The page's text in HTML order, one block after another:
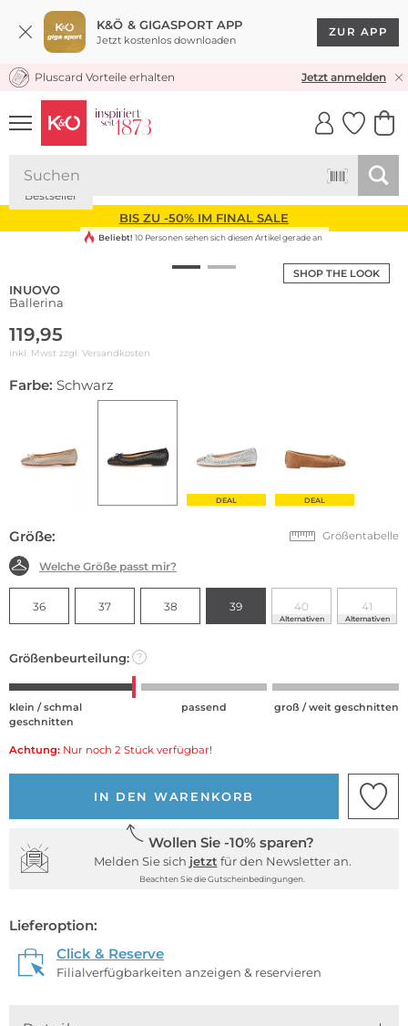
K&Ö & GIGASPORT APP
Jetzt kostenlos downloaden
ZUR APP
KOSTENLOSER VERSAND* & RÜCKVERSAND
Pluscard Vorteile erhalten Jetzt anmelden
UNSERE APP
CLICK &
BIS ZU -50% IM FINAL SALE
SHOP THE LOOK
Bestseller
Beliebt! 10 Personen sehen sich diesen Artikel gerade an
INUOVO
Ballerina
119,95
inkl. Mwst zzgl. Versandkosten
Farbe: Schwarz
DEAL DEAL
Größe: Größentabelle
Welche Größe passt mir?
36 37 38 39 40
Alternativen
41
Alternativen
Größenbeurteilung: ?
klein / schmal
geschnitten
passend groß / weit geschnitten
Achtung: Nur noch 2 Stück verfügbar!
IN DEN WARENKORB
Wollen Sie -10% sparen?
Melden Sie sich jetzt für den Newsletter an.
Beachten Sie die Gutscheinbedingungen.
Lieferoption:
Click & Reserve
Filialverfügbarkeiten anzeigen & reservieren